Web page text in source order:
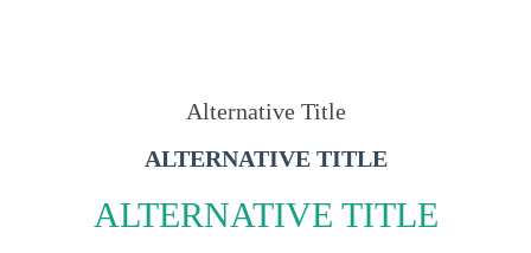
Alternative Title
ALTERNATIVE TITLE
ALTERNATIVE TITLE